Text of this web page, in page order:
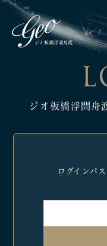
ジオ板橋浮間舟
ログインパ